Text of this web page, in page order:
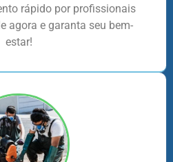
rápido por profissionais
agora e garanta seu bem-
estar!